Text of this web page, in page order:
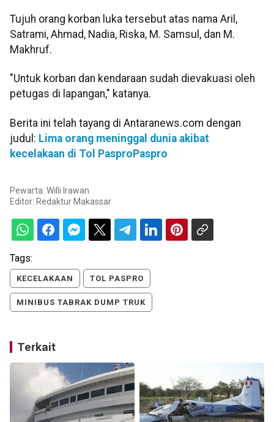
Tujuh orang korban luka tersebut atas nama Aril,
Satrami, Ahmad, Nadia, Riska, M. Samsul, dan M.
Makhruf.
"Untuk korban dan kendaraan sudah dievakuasi oleh
petugas di lapangan," katanya.
Berita ini telah tayang di Antaranews.com dengan
judul: Lima orang meninggal dunia akibat
kecelakaan di Tol PasproPaspro
Pewarta: Willi Irawan
Editor: Redaktur Makassar
Tags:
KECELAKAAN TOL PASPRO
MINIBUS TABRAK DUMP TRUK
Terkait